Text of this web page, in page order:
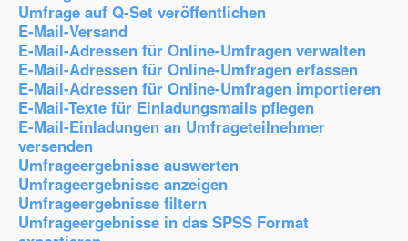
Umfrage auf Q-Set veröffentlichen
E-Mail-Versand
E-Mail-Adressen für Online-Umfragen verwalten
E-Mail-Adressen für Online-Umfragen erfassen
E-Mail-Adressen für Online-Umfragen importieren
E-Mail-Texte für Einladungsmails pflegen
E-Mail-Einladungen an Umfrageteilnehmer
versenden
Umfrageergebnisse auswerten
Umfrageergebnisse anzeigen
Umfrageergebnisse filtern
Umfrageergebnisse in das SPSS Format